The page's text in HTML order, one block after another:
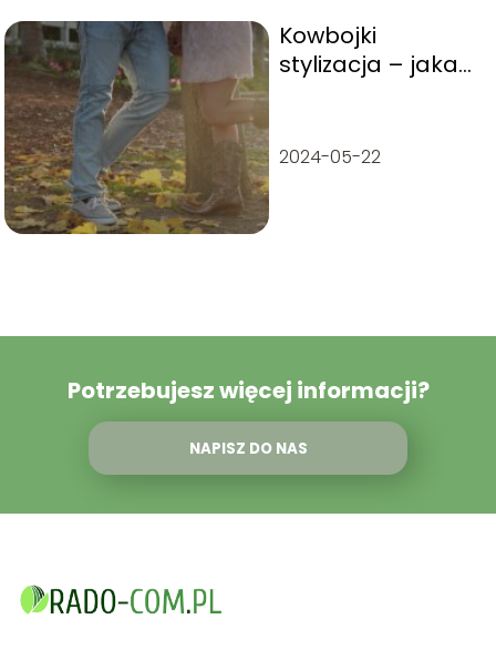
Kowbojki
stylizacja – jaka
2024-05-22
Potrzebujesz więcej informacji?
NAPISZ DO NAS